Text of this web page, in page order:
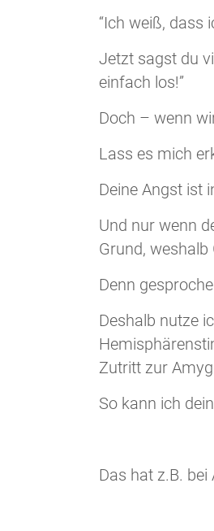
“Ich weiß, dass
Jetzt sagst du
einfach los!”
Doch – wenn
Lass es mich
Deine Angst ist
Und nur wenn
Grund,
Denn
Deshalb nutze
Zutritt zur
So kann ich
Das hat z.B.